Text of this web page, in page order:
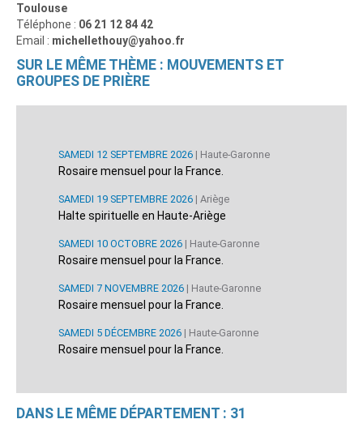
Toulouse
Téléphone : 06 21 12 84 42
Email : michellethouy@yahoo.fr
SUR LE MÊME THÈME : MOUVEMENTS ET
GROUPES DE PRIÈRE
SAMEDI 12 SEPTEMBRE 2026 | Haute-Garonne
Rosaire mensuel pour la France.
SAMEDI 19 SEPTEMBRE 2026 | Ariège
Halte spirituelle en Haute-Ariège
SAMEDI 10 OCTOBRE 2026 | Haute-Garonne
Rosaire mensuel pour la France.
SAMEDI 7 NOVEMBRE 2026 | Haute-Garonne
Rosaire mensuel pour la France.
SAMEDI 5 DÉCEMBRE 2026 | Haute-Garonne
Rosaire mensuel pour la France.
DANS LE MÊME DÉPARTEMENT : 31